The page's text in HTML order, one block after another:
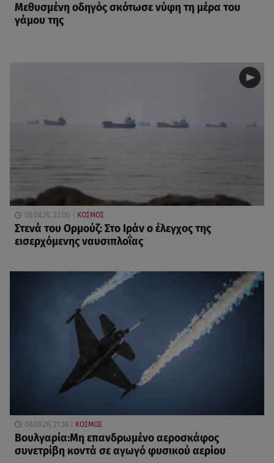
Μεθυσμένη οδηγός σκότωσε νύφη τη μέρα του
γάμου της
08.08.26, 23:00 ΚΟΣΜΟΣ
Στενά του Ορμούζ: Στο Ιράν ο έλεγχος της
εισερχόμενης ναυσιπλοΐας
08.08.26, 21:38 ΚΟΣΜΟΣ
Βουλγαρία:Μη επανδρωμένο αεροσκάφος
συνετρίβη κοντά σε αγωγό φυσικού αερίου